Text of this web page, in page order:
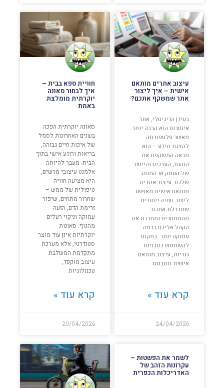
עיצוב אתרים מותאם
אישית – איך ליצור
אתר שמשקף אתכם?
בעידן הדיגיטלי, אתר
אינטרנט הוא הרבה יותר
מאשר פלטפורמה
להצגת מידע – הוא
מראה המשקפת את
הזהות, הערכים והייחוד
של העסק או המותג
שלכם. עיצוב אתרים
מותאם אישית מאפשר
ליצור חוויה ייחודית
שמבדלת אתכם
מהמתחרים ומחברת את
הקהל אליכם ברמה
עמוקה יותר. במקום
להשתמש בתבניות
גנריות, עיצוב מותאם
אישית מתבסס
קרא עוד »
24/04/2026
חוויית ספא בבית –
איך לבחור סאונה
יוקרתית מומלצת
באמת
סאונה יוקרתית הפכה
בשנים האחרונות לסמל
של איכות חיים גבוהה,
בריאות ורוגע אישי בתוך
הבית. מעבר להיותה
אלמנט עיצובי מרשים,
היא מציעה חוויה
טיפולית של ממש –
שחרור מתחים, שיפור
זרימת הדם, הזעה
עמוקה וניקוי רעלים
מהגוף. סאונות
יוקרתיות אינן עוד מוצר
סטנדרטי, אלא מערכת
מתקדמת המשלבת
עיצוב מוקפד,
טכנולוגיות
קרא עוד »
20/04/2026
לשמר את הפשטות –
עקרונות הזהב של
האדריכלות הכפרית